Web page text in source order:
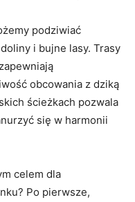
podziwiać‌
i bujne lasy. Trasy
obcowania z ⁣dziką
ścieżkach pozwala
się w harmonii
celem dla⁣
Po ⁤pierwsze,